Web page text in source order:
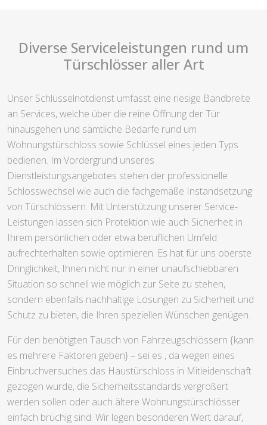
Diverse Serviceleistungen rund um
Türschlösser aller Art
Unser Schlüsselnotdienst umfasst eine riesige Bandbreite
an Services, welche über die reine Öffnung der Tür
hinausgehen und sämtliche Bedarfe rund um
Wohnungstürschloss sowie Schlüssel eines jeden Typs
bedienen. Im Vordergrund unseres
Dienstleistungsangebotes stehen der professionelle
Schlosswechsel wie auch die fachgemäße Instandsetzung
von Türschlössern. Mit Unterstützung unserer Service-
Leistungen lassen sich Protektion wie auch Sicherheit in
Ihrem persönlichen oder etwa beruflichen Umfeld
aufrechterhalten sowie optimieren. Es hat für uns oberste
Dringlichkeit, Ihnen nicht nur in einer unaufschiebbaren
Situation so schnell wie möglich zur Seite zu stehen,
sondern ebenfalls nachhaltige Lösungen zu Sicherheit und
Schutz zu bieten, die Ihren speziellen Wünschen genügen.
Für den benötigten Tausch von Fahrzeugschlössern {kann
es mehrere Faktoren geben} – sei es , da wegen eines
Einbruchversuches das Haustürschloss in Mitleidenschaft
gezogen wurde, die Sicherheitsstandards vergrößert
werden sollen oder auch ältere Wohnungstürschlösser
einfach brüchig sind. Wir legen besonderen Wert darauf,